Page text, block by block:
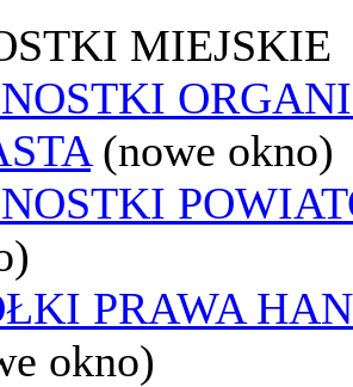
MIEJSKIE
(nowe okno)
PRAWA
okno)